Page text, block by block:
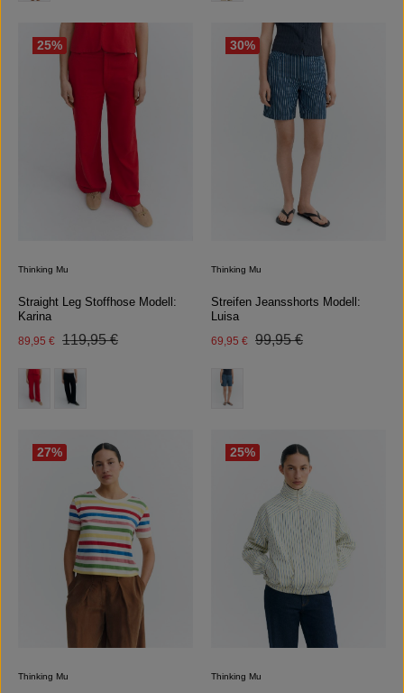
25%
Thinking Mu
Straight Leg Stoffhose Modell:
Karina
Verkaufspreis:
89,95 € Regulärer Preis:
119,95 €
Farbe auswählen
30%
Thinking Mu
Streifen Jeansshorts Modell:
Luisa
Verkaufspreis:
69,95 € Regulärer Preis:
99,95 €
Farbe
27%
Thinking Mu
25%
Thinking Mu